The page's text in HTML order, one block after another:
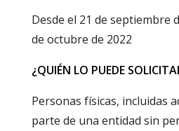
Desde el 21 de septiembre
de octubre de 2022
¿QUIÉN LO PUEDE
Personas físicas, incluidas
parte de una entidad sin